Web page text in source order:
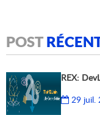
POST
REX:
29 juil.